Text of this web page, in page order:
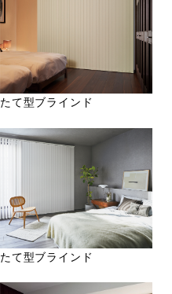
たて型ブラインド
たて型ブラインド